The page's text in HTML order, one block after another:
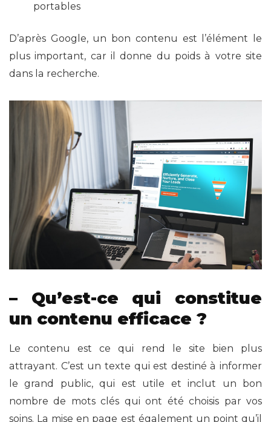
portables
D’après Google, un bon contenu est l’élément le
plus important, car il donne du poids à votre site
dans la recherche.
– Qu’est-ce qui constitue
un contenu efficace ?
Le contenu est ce qui rend le site bien plus
attrayant. C’est un texte qui est destiné à informer
le grand public, qui est utile et inclut un bon
nombre de mots clés qui ont été choisis par vos
soins. La mise en page est également un point qu’il